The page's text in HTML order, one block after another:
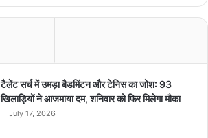
टैलेंट सर्च में उमड़ा बैडमिंटन और टेनिस का जोश: 93
खिलाड़ियों ने आजमाया दम, शनिवार को फिर मिलेगा मौका
July 17, 2026